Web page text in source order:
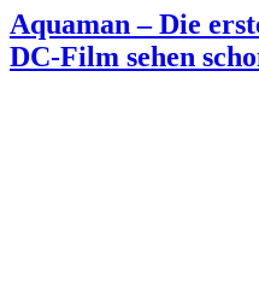
Aquaman – Die
DC-Film sehen